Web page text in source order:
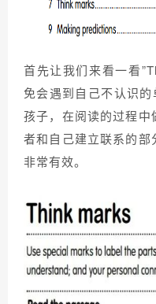
首先让我们来看一看
免会遇到自己不认识
孩子，在阅读的过程
者和自己建立联系的
非常有效。